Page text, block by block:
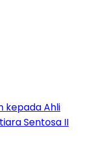
Sekolah
TP PKK